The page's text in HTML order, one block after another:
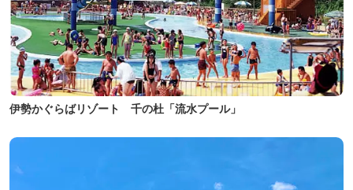
伊勢かぐらばリゾート 千の杜「流水プール」